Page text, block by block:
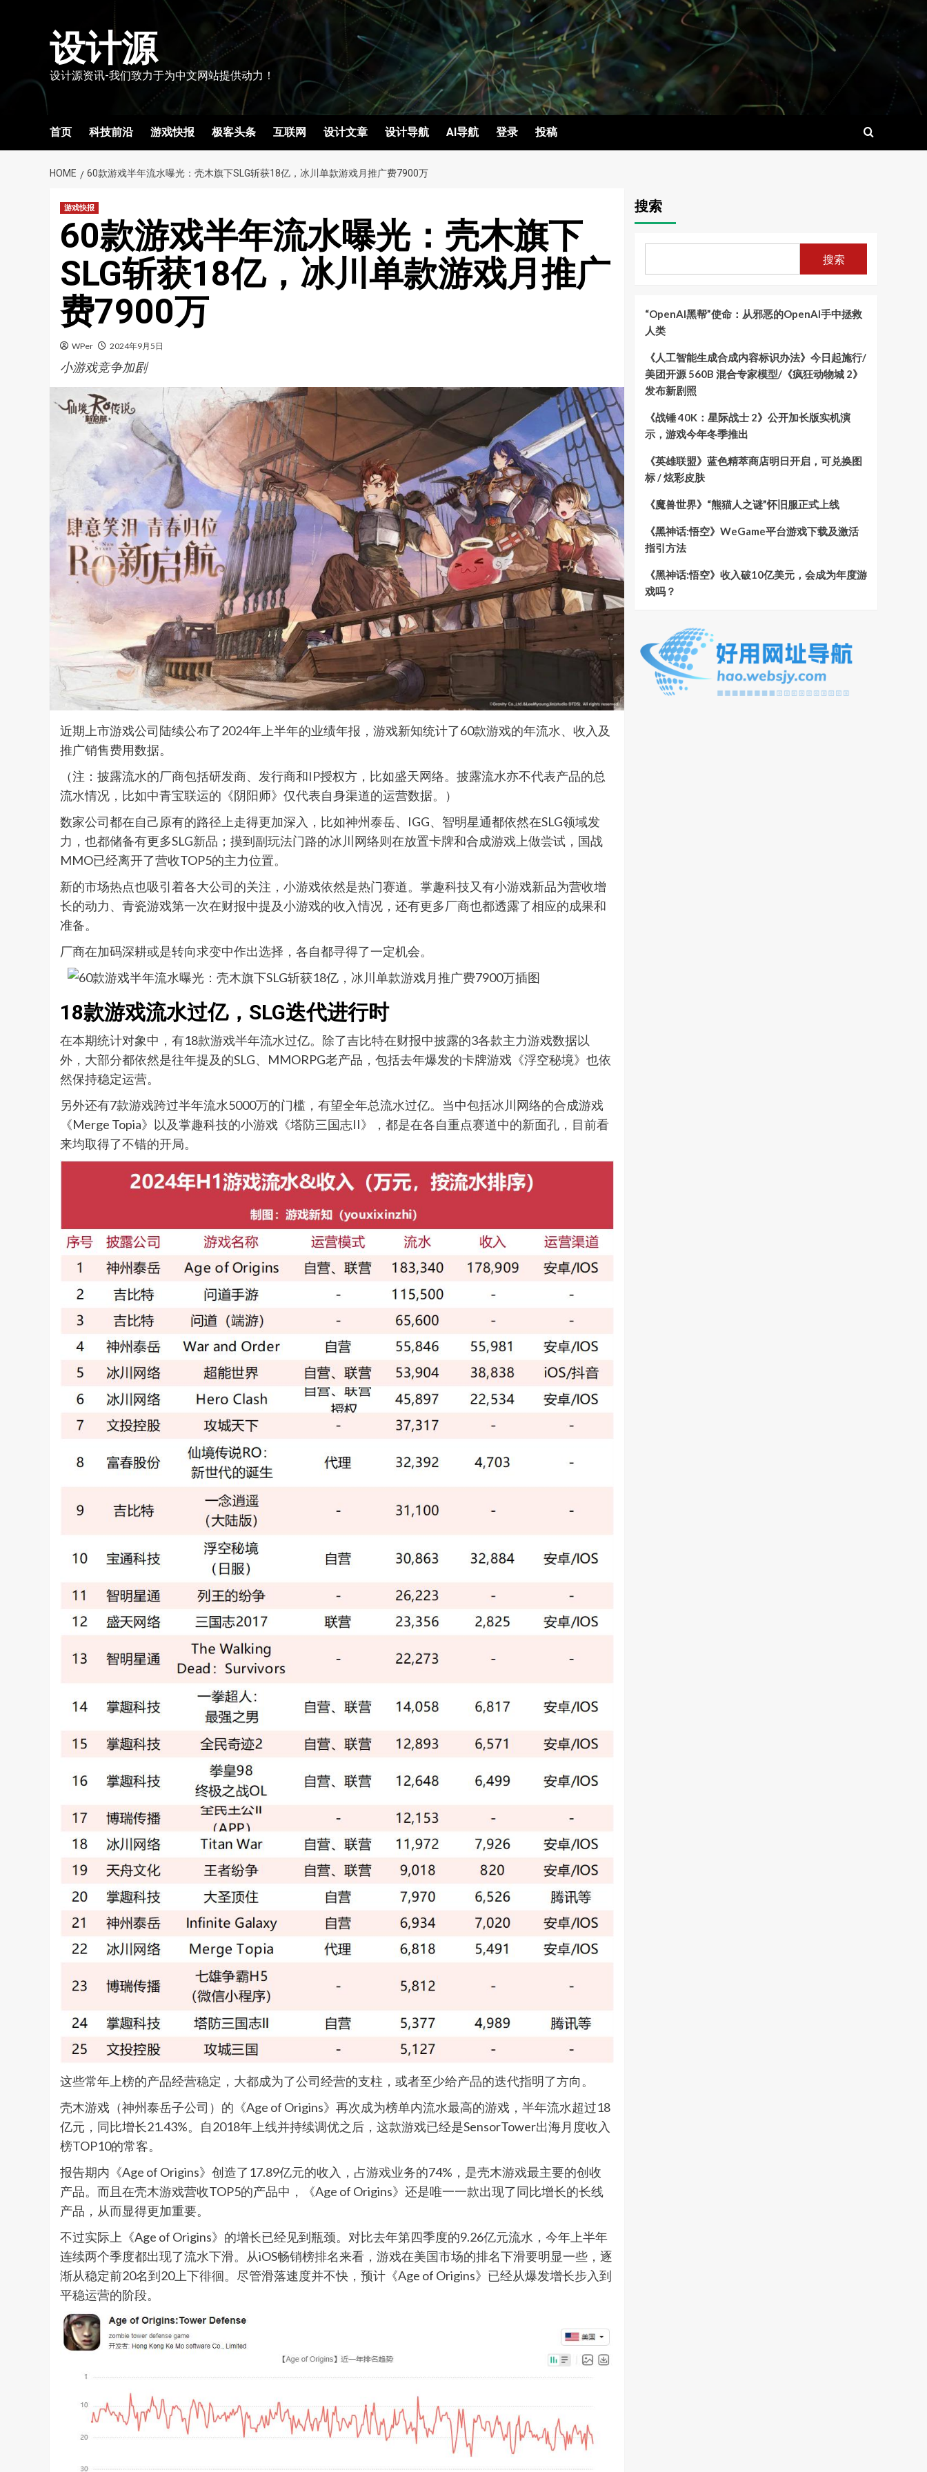
设计源
设计源资讯-我们致力于为中文网站提供动力！
首页 科技前沿 游戏快报 极客头条 互联网 设计文章 设计导航 AI导航 登录 投稿
HOME 60款游戏半年流水曝光：壳木旗下SLG斩获18亿，冰川单款游戏月推广费7900万
游戏快报
60款游戏半年流水曝光：壳木旗下
SLG斩获18亿，冰川单款游戏月推广
费7900万
WPer 2024年9月5日
小游戏竞争加剧
近期上市游戏公司陆续公布了2024年上半年的业绩年报，游戏新知统计了60款游戏的年流水、收入及
推广销售费用数据。
（注：披露流水的厂商包括研发商、发行商和IP授权方，比如盛天网络。披露流水亦不代表产品的总
流水情况，比如中青宝联运的《阴阳师》仅代表自身渠道的运营数据。）
数家公司都在自己原有的路径上走得更加深入，比如神州泰岳、IGG、智明星通都依然在SLG领域发
力，也都储备有更多SLG新品；摸到副玩法门路的冰川网络则在放置卡牌和合成游戏上做尝试，国战
MMO已经离开了营收TOP5的主力位置。
新的市场热点也吸引着各大公司的关注，小游戏依然是热门赛道。掌趣科技又有小游戏新品为营收增
长的动力、青瓷游戏第一次在财报中提及小游戏的收入情况，还有更多厂商也都透露了相应的成果和
准备。
厂商在加码深耕或是转向求变中作出选择，各自都寻得了一定机会。
18款游戏流水过亿，SLG迭代进行时
在本期统计对象中，有18款游戏半年流水过亿。除了吉比特在财报中披露的3各款主力游戏数据以
外，大部分都依然是往年提及的SLG、MMORPG老产品，包括去年爆发的卡牌游戏《浮空秘境》也依
然保持稳定运营。
另外还有7款游戏跨过半年流水5000万的门槛，有望全年总流水过亿。当中包括冰川网络的合成游戏
《Merge Topia》以及掌趣科技的小游戏《塔防三国志II》，都是在各自重点赛道中的新面孔，目前看
来均取得了不错的开局。
这些常年上榜的产品经营稳定，大都成为了公司经营的支柱，或者至少给产品的迭代指明了方向。
壳木游戏（神州泰岳子公司）的《Age of Origins》再次成为榜单内流水最高的游戏，半年流水超过18
亿元，同比增长21.43%。自2018年上线并持续调优之后，这款游戏已经是SensorTower出海月度收入
榜TOP10的常客。
报告期内《Age of Origins》创造了17.89亿元的收入，占游戏业务的74%，是壳木游戏最主要的创收
产品。而且在壳木游戏营收TOP5的产品中，《Age of Origins》还是唯一一款出现了同比增长的长线
产品，从而显得更加重要。
不过实际上《Age of Origins》的增长已经见到瓶颈。对比去年第四季度的9.26亿元流水，今年上半年
连续两个季度都出现了流水下滑。从iOS畅销榜排名来看，游戏在美国市场的排名下滑要明显一些，逐
渐从稳定前20名到20上下徘徊。尽管滑落速度并不快，预计《Age of Origins》已经从爆发增长步入到
平稳运营的阶段。
搜索
搜索
“OpenAI黑帮”使命：从邪恶的OpenAI手中拯救
人类
《人工智能生成合成内容标识办法》今日起施行/
美团开源 560B 混合专家模型/《疯狂动物城 2》
发布新剧照
《战锤 40K：星际战士 2》公开加长版实机演
示，游戏今年冬季推出
《英雄联盟》蓝色精萃商店明日开启，可兑换图
标 / 炫彩皮肤
《魔兽世界》“熊猫人之谜”怀旧服正式上线
《黑神话:悟空》WeGame平台游戏下载及激活
指引方法
《黑神话:悟空》收入破10亿美元，会成为年度游
戏吗？